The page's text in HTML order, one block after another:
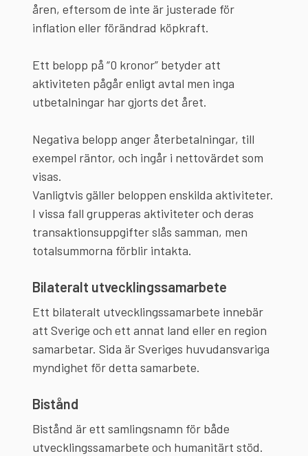
åren, eftersom de inte är justerade för
inflation eller förändrad köpkraft.
Ett belopp på “0 kronor” betyder att
aktiviteten pågår enligt avtal men inga
utbetalningar har gjorts det året.
Negativa belopp anger återbetalningar, till
exempel räntor, och ingår i nettovärdet som
visas.
Vanligtvis gäller beloppen enskilda aktiviteter.
I vissa fall grupperas aktiviteter och deras
transaktionsuppgifter slås samman, men
totalsummorna förblir intakta.
Bilateralt utvecklingssamarbete
Ett bilateralt utvecklingssamarbete innebär
att Sverige och ett annat land eller en region
samarbetar. Sida är Sveriges huvudansvariga
myndighet för detta samarbete.
Bistånd
Bistånd är ett samlingsnamn för både
utvecklingssamarbete och humanitärt stöd.